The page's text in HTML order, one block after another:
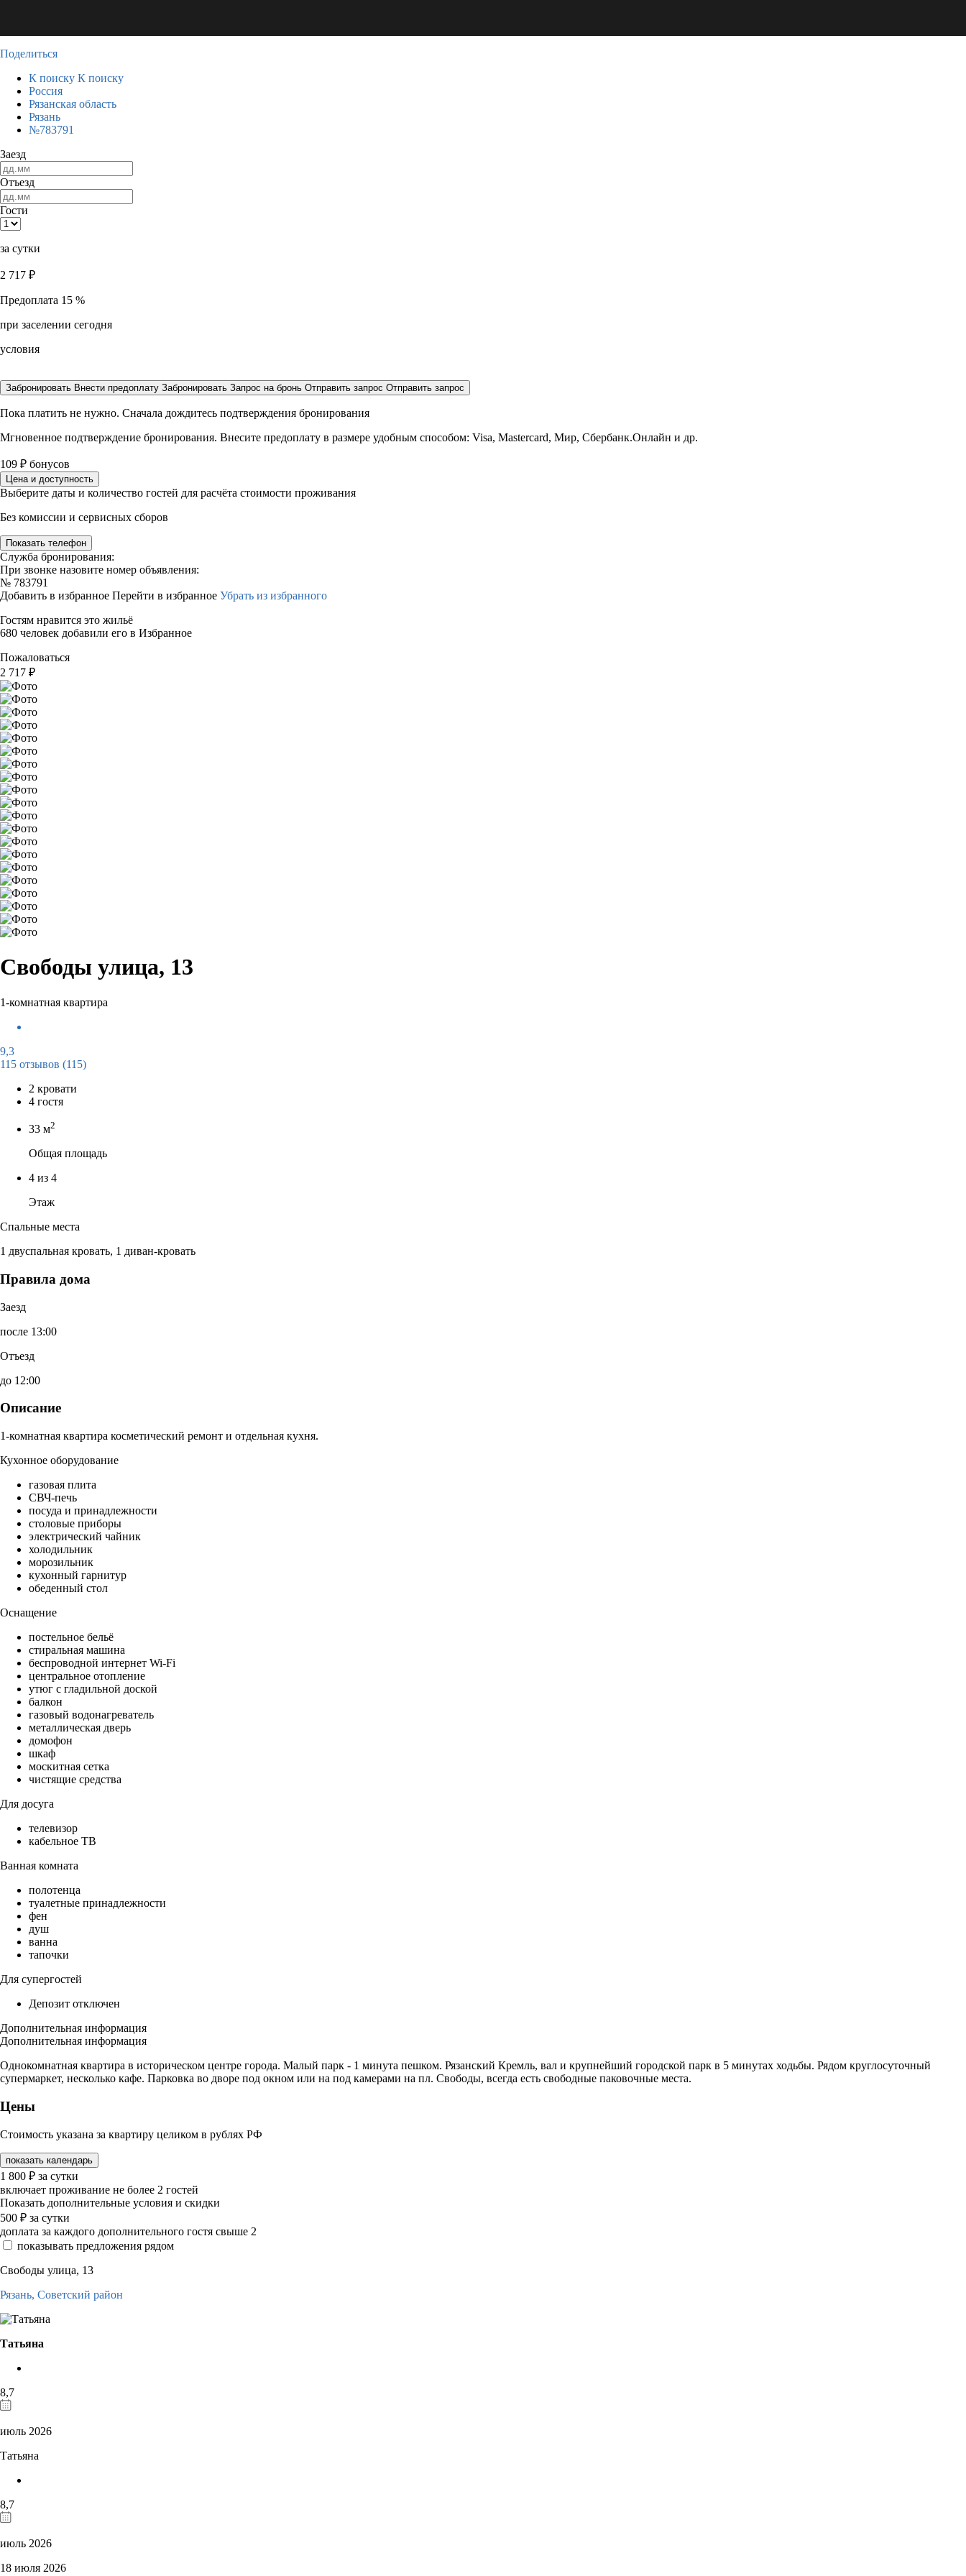
Поделиться
К поиску К поиску
Россия
Рязанская область
Рязань
№783791
Заезд
Отъезд
Гости
за сутки
2 717 ₽
Предоплата 15 %
при заселении сегодня
условия
Забронировать Внести предоплату Забронировать Запрос на бронь Отправить запрос Отправить запрос
Пока платить не нужно. Сначала дождитесь подтверждения бронирования
Мгновенное подтверждение бронирования. Внесите предоплату в размере удобным способом: Visa, Mastercard, Мир, Сбербанк.Онлайн и др.
109 ₽ бонусов
Цена и доступность
Выберите даты и количество гостей для расчёта стоимости проживания
Без комиссии и сервисных сборов
Показать телефон
Служба бронирования:
При звонке назовите номер объявления:
№ 783791
Добавить в избранное Перейти в избранное Убрать из избранного
Гостям нравится это жильё
680 человек добавили его в Избранное
Пожаловаться
2 717 ₽
Свободы улица, 13
1-комнатная квартира
9,3
115 отзывов (115)
2 кровати
4 гостя
33 м2
Общая площадь
4 из 4
Этаж
Спальные места
1 двуспальная кровать, 1 диван-кровать
Правила дома
Заезд
после 13:00
Отъезд
до 12:00
Описание
1-комнатная квартира косметический ремонт и отдельная кухня.
Кухонное оборудование
газовая плита
СВЧ-печь
посуда и принадлежности
столовые приборы
электрический чайник
холодильник
морозильник
кухонный гарнитур
обеденный стол
Оснащение
постельное бельё
стиральная машина
беспроводной интернет Wi-Fi
центральное отопление
утюг с гладильной доской
балкон
газовый водонагреватель
металлическая дверь
домофон
шкаф
москитная сетка
чистящие средства
Для досуга
телевизор
кабельное ТВ
Ванная комната
полотенца
туалетные принадлежности
фен
душ
ванна
тапочки
Для супергостей
Депозит отключен
Дополнительная информация
Дополнительная информация
Однокомнатная квартира в историческом центре города. Малый парк - 1 минута пешком. Рязанский Кремль, вал и крупнейший городской парк в 5 минутах ходьбы. Рядом круглосуточный
супермаркет, несколько кафе. Парковка во дворе под окном или на под камерами на пл. Свободы, всегда есть свободные паковочные места.
Цены
Стоимость указана за квартиру целиком в рублях РФ
показать календарь
1 800 ₽ за сутки
включает проживание не более 2 гостей
Показать дополнительные условия и скидки
500 ₽ за сутки
доплата за каждого дополнительного гостя свыше 2
показывать предложения рядом
Свободы улица, 13
Рязань, Советский район
Татьяна
8,7
июль 2026
Татьяна
8,7
июль 2026
18 июля 2026